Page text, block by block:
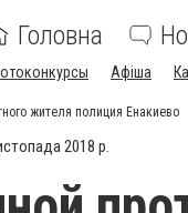
Головна
Афіша
жителя полиция Енакиево
2018 р.